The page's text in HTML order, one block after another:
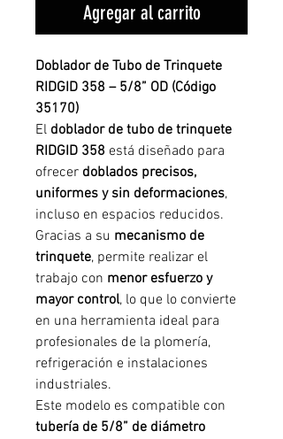
Agregar al carrito
Doblador de Tubo de Trinquete
RIDGID 358 – 5/8” OD (Código
35170)
El doblador de tubo de trinquete
RIDGID 358 está diseñado para
ofrecer doblados precisos,
uniformes y sin deformaciones,
incluso en espacios reducidos.
Gracias a su mecanismo de
trinquete, permite realizar el
trabajo con menor esfuerzo y
mayor control, lo que lo convierte
en una herramienta ideal para
profesionales de la plomería,
refrigeración e instalaciones
industriales.
Este modelo es compatible con
tubería de 5/8” de diámetro